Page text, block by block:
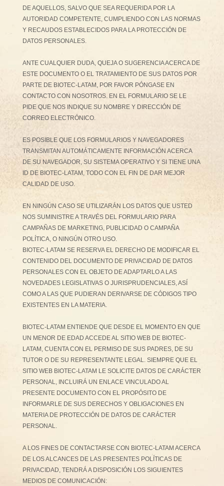
DE AQUELLOS, SALVO QUE SEA REQUERIDA POR LA
AUTORIDAD COMPETENTE, CUMPLIENDO CON LAS NORMAS
Y RECAUDOS ESTABLECIDOS PARA LA PROTECCIÓN DE
DATOS PERSONALES.
ANTE CUALQUIER DUDA, QUEJA O SUGERENCIA ACERCA DE
ESTE DOCUMENTO O EL TRATAMIENTO DE SUS DATOS POR
PARTE DE BIOTEC-LATAM, POR FAVOR PÓNGASE EN
CONTACTO CON NOSOTROS. EN EL FORMULARIO SE LE
PIDE QUE NOS INDIQUE SU NOMBRE Y DIRECCIÓN DE
CORREO ELECTRÓNICO.
ES POSIBLE QUE LOS FORMULARIOS Y NAVEGADORES
TRANSMITAN AUTOMÁTICAMENTE INFORMACIÓN ACERCA
DE SU NAVEGADOR, SU SISTEMA OPERATIVO Y SI TIENE UNA
ID DE BIOTEC-LATAM, TODO CON EL FIN DE DAR MEJOR
CALIDAD DE USO.
EN NINGÚN CASO SE UTILIZARÁN LOS DATOS QUE USTED
NOS SUMINISTRE A TRAVÉS DEL FORMULARIO PARA
CAMPAÑAS DE MARKETING, PUBLICIDAD O CAMPAÑA
POLÍTICA, O NINGÚN OTRO USO.
BIOTEC-LATAM SE RESERVA EL DERECHO DE MODIFICAR EL
CONTENIDO DEL DOCUMENTO DE PRIVACIDAD DE DATOS
PERSONALES CON EL OBJETO DE ADAPTARLO A LAS
NOVEDADES LEGISLATIVAS O JURISPRUDENCIALES, ASÍ
COMO A LAS QUE PUDIERAN DERIVARSE DE CÓDIGOS TIPO
EXISTENTES EN LA MATERIA.
BIOTEC-LATAM ENTIENDE QUE DESDE EL MOMENTO EN QUE
UN MENOR DE EDAD ACCEDE AL SITIO WEB DE BIOTEC-
LATAM, CUENTA CON EL PERMISO DE SUS PADRES, DE SU
TUTOR O DE SU REPRESENTANTE LEGAL. SIEMPRE QUE EL
SITIO WEB BIOTEC-LATAM LE SOLICITE DATOS DE CARÁCTER
PERSONAL, INCLUIRÁ UN ENLACE VINCULADO AL
PRESENTE DOCUMENTO CON EL PROPÓSITO DE
INFORMARLE DE SUS DERECHOS Y OBLIGACIONES EN
MATERIA DE PROTECCIÓN DE DATOS DE CARÁCTER
PERSONAL.
A LOS FINES DE CONTACTARSE CON BIOTEC-LATAM ACERCA
DE LOS ALCANCES DE LAS PRESENTES POLÍTICAS DE
PRIVACIDAD, TENDRÁ A DISPOSICIÓN LOS SIGUIENTES
MEDIOS DE COMUNICACIÓN: